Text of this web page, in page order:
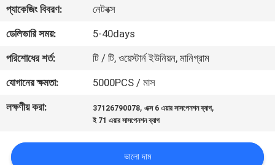
মান
নিয়ন্ত্রণ
যোগাযোগ
প্যাকেজিং বিবরণ:
নেটবক্স
ডেলিভারি সময়:
5-40days
পরিশোধের শর্ত:
টি / টি, ওয়েস্টার্ন ইউনিয়ন, মানিগ্রাম
যোগানের ক্ষমতা:
5000PCS / মাস
লক্ষণীয় করা:
37126790078,এক্স 6 এয়ার সাসপেনশন ব্যাগ,
ই 71 এয়ার সাসপেনশন ব্যাগ
ভালো দাম